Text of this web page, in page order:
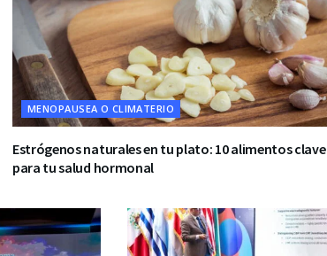
MENOPAUSEA O CLIMATERIO
Estrógenos naturales en tu plato: 10 alimentos clave
para tu salud hormonal